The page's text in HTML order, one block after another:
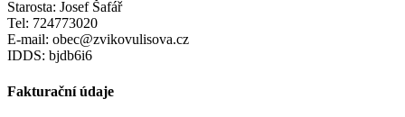
Starosta: Josef Šafář
Tel: 724773020
E-mail: obec@zvikovulisova.cz
IDDS: bjdb6i6
Fakturační údaje